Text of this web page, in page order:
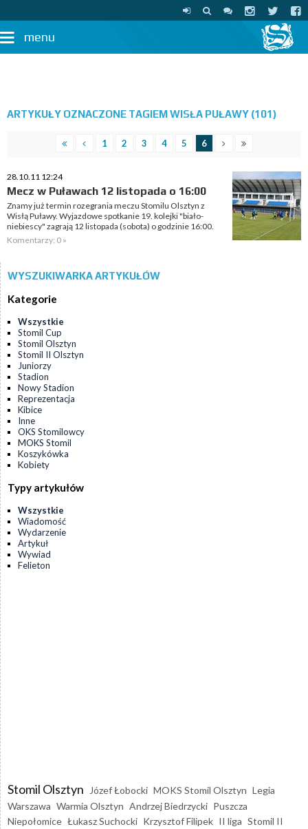
menu
ARTYKUŁY OZNACZONE TAGIEM WISŁA PUŁAWY (101)
1 2 3 4 5 6
28.10.11 12:24
Mecz w Puławach 12 listopada o 16:00
Znamy już termin rozegrania meczu Stomilu Olsztyn z
Wisłą Puławy. Wyjazdowe spotkanie 19. kolejki "biało-
niebiescy" zagrają 12 listopada (sobota) o godzinie 16:00.
Komentarzy: 0 »
WYSZUKIWARKA ARTYKUŁÓW
Kategorie
Wszystkie
Stomil Cup
Stomil Olsztyn
Stomil II Olsztyn
Juniorzy
Stadion
Nowy Stadion
Reprezentacja
Kibice
Inne
OKS Stomilowcy
MOKS Stomil
Koszykówka
Kobiety
Typy artykułów
Wszystkie
Wiadomość
Wydarzenie
Artykuł
Wywiad
Felieton
Stomil Olsztyn Józef Łobocki MOKS Stomil Olsztyn Legia
Warszawa Warmia Olsztyn Andrzej Biedrzycki Puszcza
Niepołomice Łukasz Suchocki Krzysztof Filipek II liga Stomil II